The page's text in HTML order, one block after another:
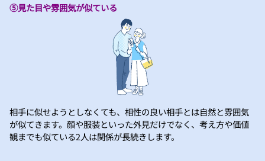
⑤見た目や雰囲気が似ている
相手に似せようとしなくても、相性の良い相手とは自然と雰囲気
が似てきます。顔や服装といった外見だけでなく、考え方や価値
観までも似ている2人は関係が長続きします。